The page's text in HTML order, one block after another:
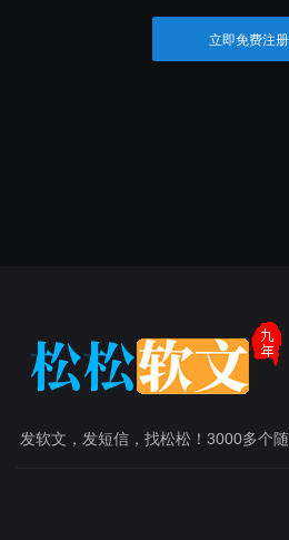
立即免费注册
发软文，发短信，找松松！3000多个随